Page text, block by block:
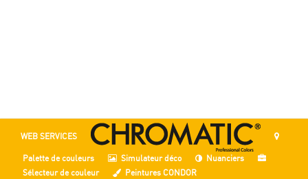
WEB SERVICES
Palette de couleurs Simulateur déco
Nuanciers
Sélecteur de couleur
Peintures CONDOR